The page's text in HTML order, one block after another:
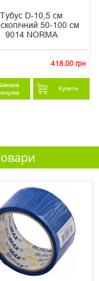
Тубус D-10,5 см
50-100 см
9014 NORMA
418.00 грн
Купити